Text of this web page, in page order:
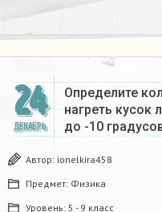
24
ДЕКАБРЬ
Определите
нагреть кусок
до -10
Автор: ionelkira458
Предмет: Физика
Уровень: 5 - 9 класс